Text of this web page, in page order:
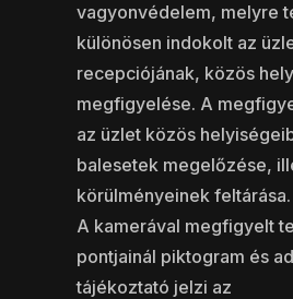
vagyonvédelem, melyre
különösen indokolt az
recepciójának, közös
megfigyelése. A
az üzlet közös
balesetek megelőzése,
körülményeinek feltárása.
A kamerával megfigyelt
pontjainál piktogram és
tájékoztató jelzi az